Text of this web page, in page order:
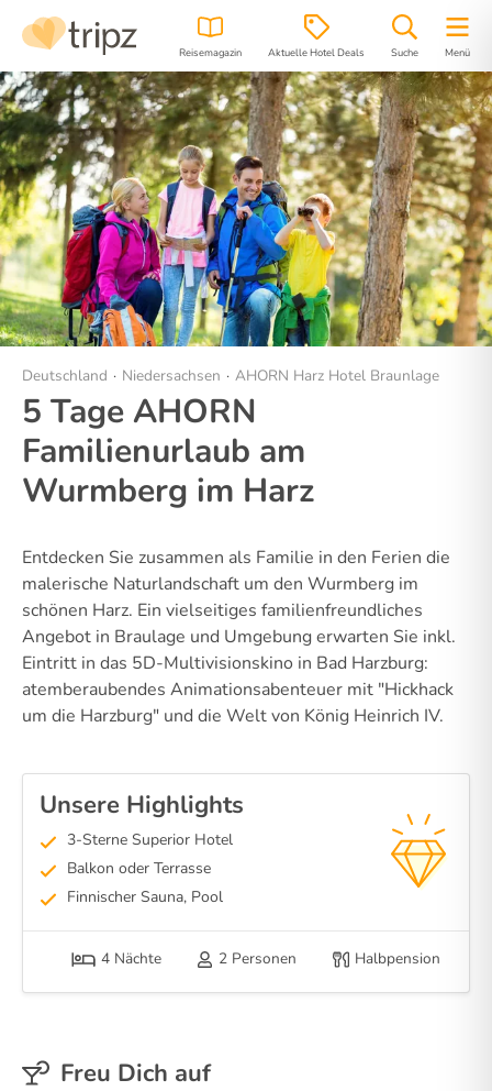
Reisemagazin Aktuelle Hotel Deals Suche Menü
Hotel Bilder Lage
Deutschland Niedersachsen AHORN Harz Hotel Braunlage
5 Tage AHORN
Familienurlaub am
Wurmberg im Harz
Entdecken Sie zusammen als Familie in den Ferien die
malerische Naturlandschaft um den Wurmberg im
schönen Harz. Ein vielseitiges familienfreundliches
Angebot in Braulage und Umgebung erwarten Sie inkl.
Eintritt in das 5D-Multivisionskino in Bad Harzburg:
atemberaubendes Animationsabenteuer mit "Hickhack
um die Harzburg" und die Welt von König Heinrich IV.
Unsere Highlights
3-Sterne Superior Hotel
Balkon oder Terrasse
Finnischer Sauna, Pool
4 Nächte 2 Personen Halbpension
Freu Dich auf